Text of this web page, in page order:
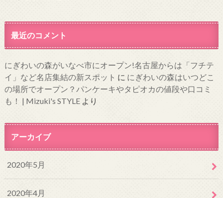
最近のコメント
にぎわいの森がいなべ市にオープン!名古屋からは「フチテ
イ」など名店集結の新スポット に にぎわいの森はいつどこ
の場所でオープン？パンケーキやタピオカの値段や口コミ
も！ | Mizuki's STYLEより
アーカイブ
2020年5月
2020年4月